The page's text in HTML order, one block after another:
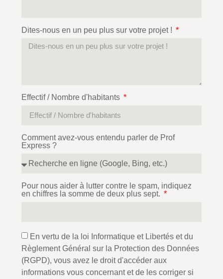
Dites-nous en un peu plus sur votre projet !
Effectif / Nombre d'habitants
Comment avez-vous entendu parler de Prof
Express ?
Pour nous aider à lutter contre le spam, indiquez
en chiffres la somme de deux plus sept.
En vertu de la loi Informatique et Libertés et du
Règlement Général sur la Protection des Données
(RGPD), vous avez le droit d'accéder aux
informations vous concernant et de les corriger si